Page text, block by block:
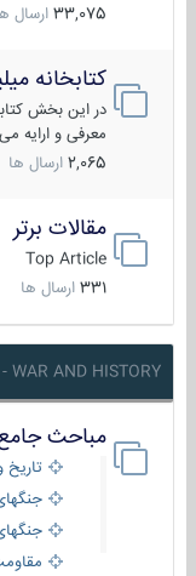
33,075 ارسال ها
کتابخانه
در این بخش
معرفی و ارایه می
2,065 ارسال ها
مقالات برتر
Top Article
331 ارسال ها
WAR AND HISTORY - بخش جنگ و تاریخ
مباحث جامع
تاریخ و
جنگهای
جنگهای
مقاومت